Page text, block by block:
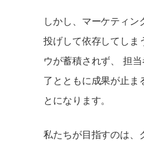
しかし、マーケティン
投げして依存してしま
ウが蓄積されず、 担
了とともに成果が止ま
とになります。
私たちが目指すのは、